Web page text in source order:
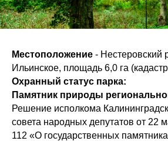
Местоположение - Нестеровский
Ильинское, площадь 6,0 га
Охранный статус парка:
Памятник природы
Решение исполкома
совета народных депутатов от 22
112 «О государственных